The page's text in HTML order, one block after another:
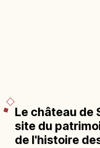
Le château de
site du
de l'histoire